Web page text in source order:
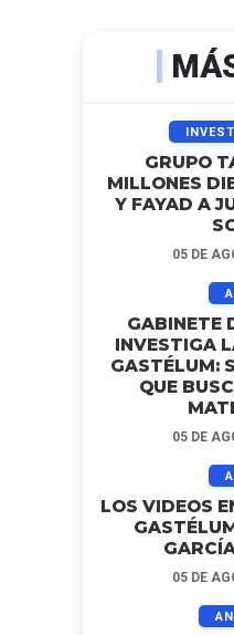
GRUPO
MILLONES
Y FAYAD A
05 DE
GABINETE
INVESTIGA
GASTÉLUM:
QUE
05 DE
LOS VIDEOS
05 DE